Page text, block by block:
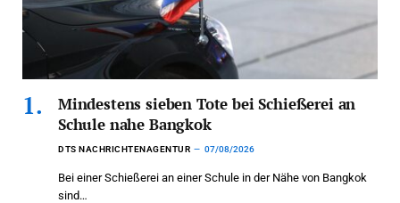
Mindestens sieben Tote bei Schießerei an
Schule nahe Bangkok
DTS NACHRICHTENAGENTUR 07/08/2026
Bei einer Schießerei an einer Schule in der Nähe von Bangkok
sind…